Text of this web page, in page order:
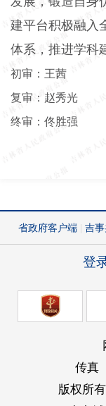
建平台积极融入
体系，推进学科
初审：王茜
复审：赵秀光
终审：佟胜强